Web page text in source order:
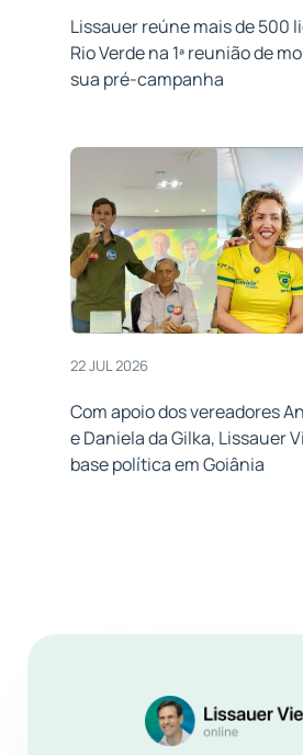
Lissauer reúne mais de 500
Rio Verde na 1ª reunião de
sua pré-campanha
22 JUL 2026
Com apoio dos vereadores
e Daniela da Gilka, Lissauer
base política em Goiânia